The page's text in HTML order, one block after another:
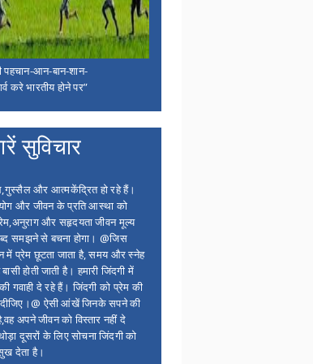
पहचान-आन-बान-शान-
करे भारतीय होने पर”
सुविचार
और आत्मकेंद्रित हो रहे हैं।
और जीवन के प्रति आस्था को
और सहृदयता जीवन मूल्य
समझने से बचना होगा। @जिस
में प्रेम छूटता जाता है, समय और स्नेह
होती जाती है। हमारी जिंदगी में
गवाही दे रहे हैं। जिंदगी को प्रेम की
दीजिए।@ ऐसी आंखें जिनके सपने की
अपने जीवन को विस्तार नहीं दे
दूसरों के लिए सोचना जिंदगी को
देता है।